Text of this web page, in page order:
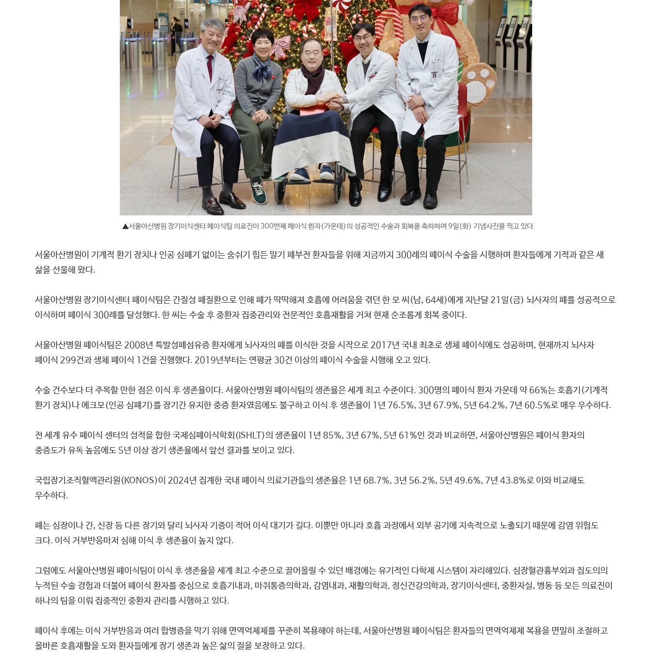
▲서울아산병원 장기이식센터 폐이식팀 의료진이 300번째 폐이식 환자(가운데)의 성공적인 수술과 회복을 축하하며 9일(화) 기념사진을 찍고 있다.
서울아산병원이 기계적 환기 장치나 인공 심폐기 없이는 숨쉬기 힘든 말기 폐부전 환자들을 위해 지금까지 300례의 폐이식 수술을 시행하며 환자들에게 기적과 같은 새
삶을 선물해 왔다.
서울아산병원 장기이식센터 폐이식팀은 간질성 폐질환으로 인해 폐가 딱딱해져 호흡에 어려움을 겪던 한 모 씨(남, 64세)에게 지난달 21일(금) 뇌사자의 폐를 성공적으로
이식하며 폐이식 300례를 달성했다. 한 씨는 수술 후 중환자 집중관리와 전문적인 호흡재활을 거쳐 현재 순조롭게 회복 중이다.
서울아산병원 폐이식팀은 2008년 특발성폐섬유증 환자에게 뇌사자의 폐를 이식한 것을 시작으로 2017년 국내 최초로 생체 폐이식에도 성공하며, 현재까지 뇌사자
폐이식 299건과 생체 폐이식 1건을 진행했다. 2019년부터는 연평균 30건 이상의 폐이식 수술을 시행해 오고 있다.
수술 건수보다 더 주목할 만한 점은 이식 후 생존율이다. 서울아산병원 폐이식팀의 생존율은 세계 최고 수준이다. 300명의 폐이식 환자 가운데 약 66%는 호흡기(기계적
환기 장치)나 에크모(인공 심폐기)를 장기간 유지한 중증 환자였음에도 불구하고 이식 후 생존율이 1년 76.5%, 3년 67.9%, 5년 64.2%, 7년 60.5%로 매우 우수하다.
전 세계 유수 폐이식 센터의 성적을 합한 국제심폐이식학회(ISHLT)의 생존율이 1년 85%, 3년 67%, 5년 61%인 것과 비교하면, 서울아산병원은 폐이식 환자의
중증도가 유독 높음에도 5년 이상 장기 생존율에서 앞선 결과를 보이고 있다.
국립장기조직혈액관리원(KONOS)이 2024년 집계한 국내 폐이식 의료기관들의 생존율은 1년 68.7%, 3년 56.2%, 5년 49.6%, 7년 43.8%로 이와 비교해도
우수하다.
폐는 심장이나 간, 신장 등 다른 장기와 달리 뇌사자 기증이 적어 이식 대기가 길다. 이뿐만 아니라 호흡 과정에서 외부 공기에 지속적으로 노출되기 때문에 감염 위험도
크다. 이식 거부반응마저 심해 이식 후 생존율이 높지 않다.
그럼에도 서울아산병원 폐이식팀이 이식 후 생존율을 세계 최고 수준으로 끌어올릴 수 있던 배경에는 유기적인 다학제 시스템이 자리해있다. 심장혈관흉부외과 집도의의
누적된 수술 경험과 더불어 폐이식 환자를 중심으로 호흡기내과, 마취통증의학과, 감염내과, 재활의학과, 정신건강의학과, 장기이식센터, 중환자실, 병동 등 모든 의료진이
하나의 팀을 이뤄 집중적인 중환자 관리를 시행하고 있다.
폐이식 후에는 이식 거부반응과 여러 합병증을 막기 위해 면역억제제를 꾸준히 복용해야 하는데, 서울아산병원 폐이식팀은 환자들의 면역억제제 복용을 면밀히 조절하고
올바른 호흡재활을 도와 환자들에게 장기 생존과 높은 삶의 질을 보장하고 있다.